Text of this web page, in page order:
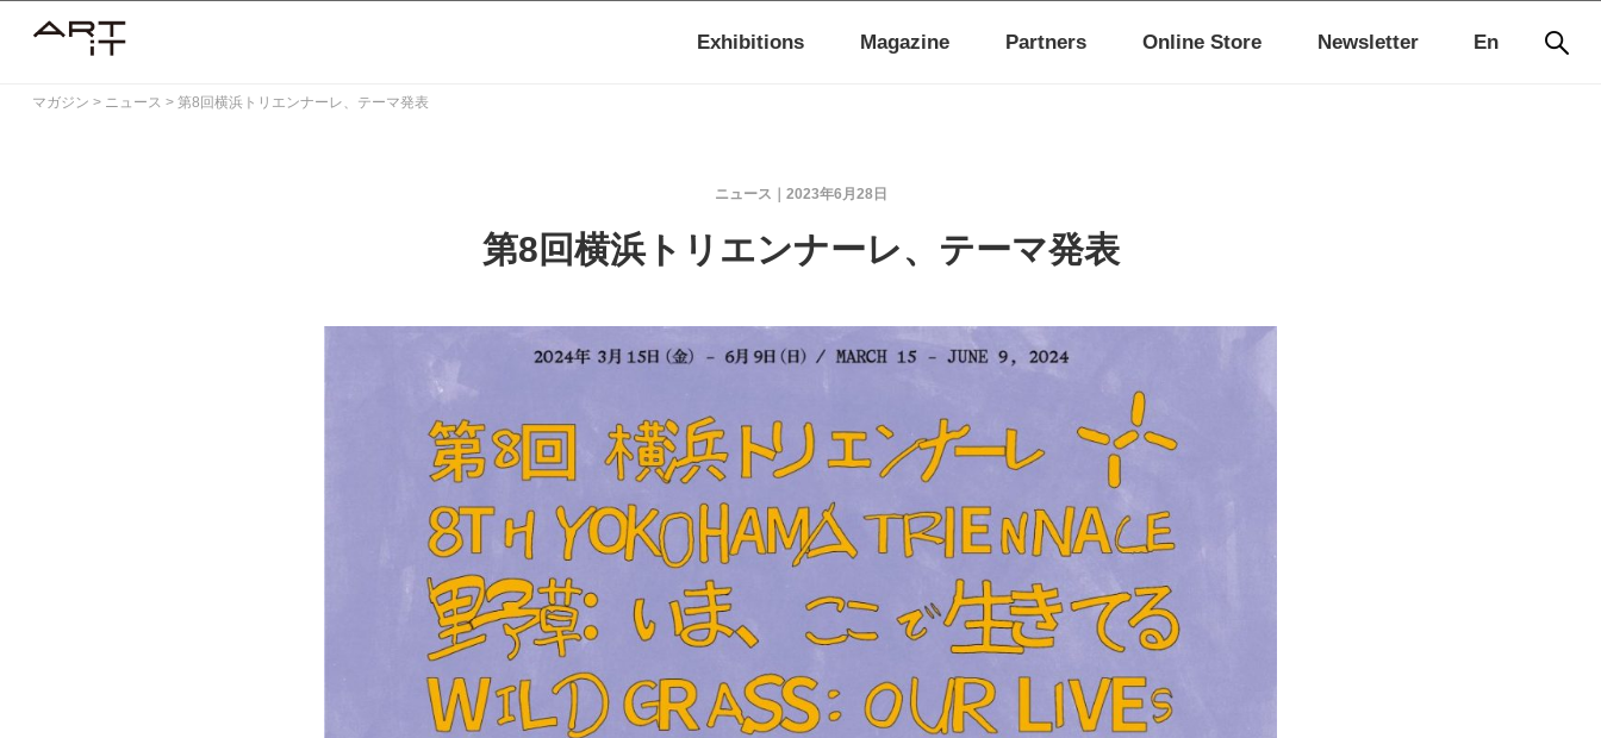
En
Exhibitions Magazine Partners Online Store Newsletter
マガジン > ニュース > 第8回横浜トリエンナーレ、テーマ発表
2023年6月28日
ニュース
第8回横浜トリエンナーレ、テーマ発表